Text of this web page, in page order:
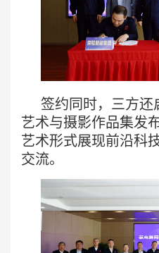
签约同时，三方还
艺术与摄影作品集发
艺术形式展现前沿科
交流。